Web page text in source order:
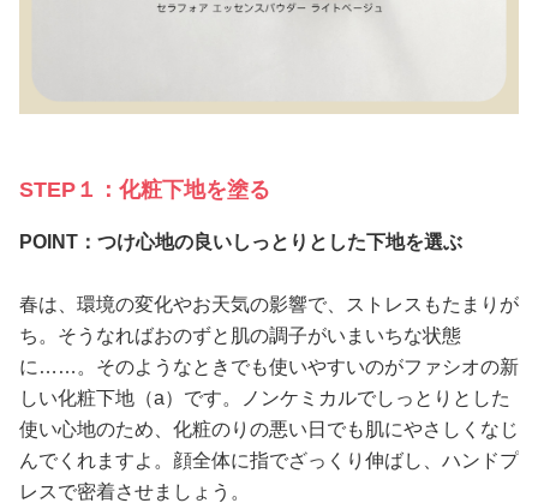
STEP１：化粧下地を塗る
POINT：つけ心地の良いしっとりとした下地を選ぶ
春は、環境の変化やお天気の影響で、ストレスもたまりが
ち。そうなればおのずと肌の調子がいまいちな状態
に……。そのようなときでも使いやすいのがファシオの新
しい化粧下地（a）です。ノンケミカルでしっとりとした
使い心地のため、化粧のりの悪い日でも肌にやさしくなじ
んでくれますよ。顔全体に指でざっくり伸ばし、ハンドプ
レスで密着させましょう。